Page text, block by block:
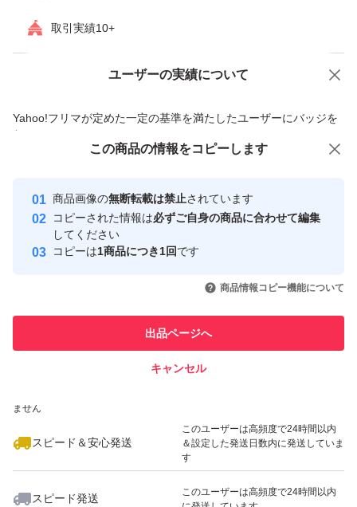
取引実績10+
ユーザーの実績について
Yahoo!フリマが定めた一定の基準を満たしたユーザーにバッジを
付与しています
安心取引出品者
心・安全なユーザーです
取引実績
引を完了させた実績があります
での取引実績があります
ません
スピード＆安心発送
このユーザーは高頻度で24時間以内
＆設定した発送日数内に発送していま
す
スピード発送
このユーザーは高頻度で24時間以内
価格の相談 商品への質問
この商品の情報をコピーします
商品画像の無断転載は禁止されています
コピーされた情報は必ずご自身の商品に合わせて編集
してください
コピーは1商品につき1回です
商品情報コピー機能について
出品ページへ
キャンセル
この商品をみている人にオススメ